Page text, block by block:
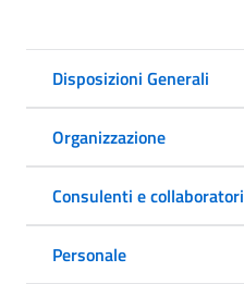
Disposizioni Generali
Organizzazione
Consulenti e collaboratori
Personale